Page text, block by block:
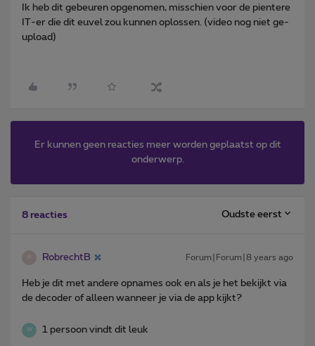
Ik heb dit gebeuren opgenomen, misschien voor de pientere
IT-er die dit euvel zou kunnen oplossen. (video nog niet ge-
upload)
Er kunnen geen reacties meer worden geplaatst op dit
onderwerp.
8 reacties Oudste eerst
RobrechtB Forum|Forum|8 years ago
Heb je dit met andere opnames ook en als je het bekijkt via
de decoder of alleen wanneer je via de app kijkt?
W 1 persoon vindt dit leuk